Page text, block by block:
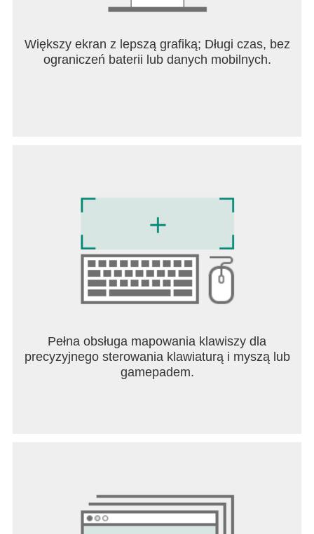
Większy ekran z lepszą grafiką; Długi czas, bez
ograniczeń baterii lub danych mobilnych.
Pełna obsługa mapowania klawiszy dla
precyzyjnego sterowania klawiaturą i myszą lub
gamepadem.